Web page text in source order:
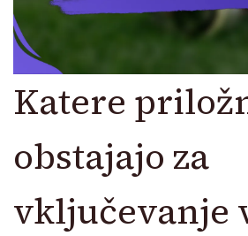
Katere
obstajajo za
vključevanje